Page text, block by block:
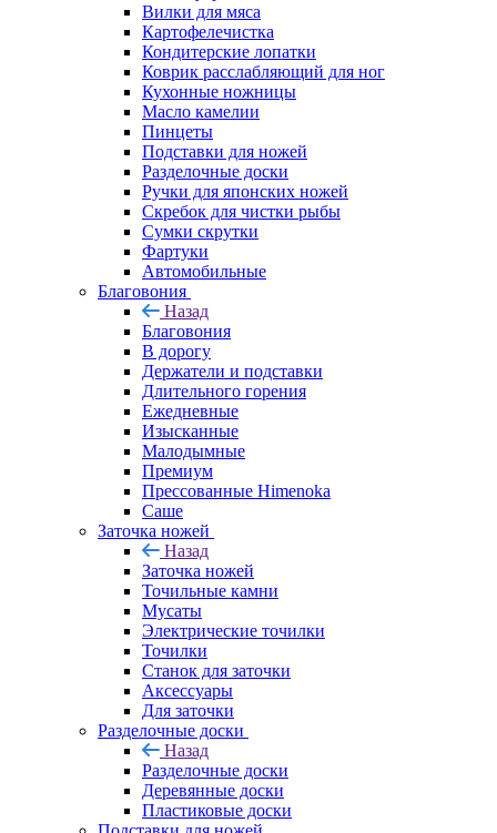
Вилки для мяса
Картофелечистка
Кондитерские лопатки
Коврик расслабляющий для ног
Кухонные ножницы
Масло камелии
Пинцеты
Подставки для ножей
Разделочные доски
Ручки для японских ножей
Скребок для чистки рыбы
Сумки скрутки
Фартуки
Автомобильные
Благовония
Назад
Благовония
В дорогу
Держатели и подставки
Длительного горения
Ежедневные
Изысканные
Малодымные
Премиум
Прессованные Himenoka
Саше
Заточка ножей
Назад
Заточка ножей
Точильные камни
Мусаты
Электрические точилки
Точилки
Станок для заточки
Аксессуары
Для заточки
Разделочные доски
Назад
Разделочные доски
Деревянные доски
Пластиковые доски